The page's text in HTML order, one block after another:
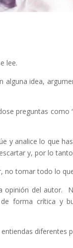
lee.
alguna idea,
preguntas como
y analice lo que
y, por lo
no tomar todo lo
opinión del autor.
forma crítica y
diferentes